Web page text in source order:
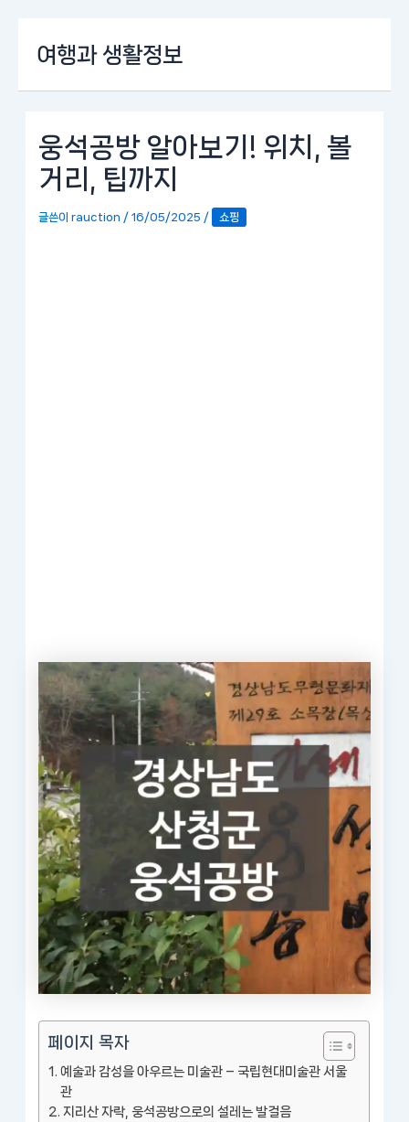
로
여행과 생활정보
웅석공방 알아보기! 위치, 볼
거리, 팁까지
글쓴이rauction /16/05/2025 / 쇼핑
페이지 목자
예술과 감성을 아우르는 미술관 – 국립현대미술관 서울
관
지리산 자락, 웅석공방으로의 설레는 발걸음